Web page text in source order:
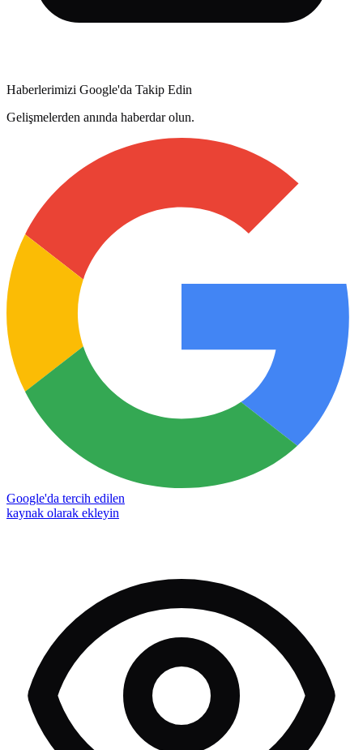
Haberlerimizi Google'da Takip Edin
Gelişmelerden anında haberdar olun.
Google'da tercih edilen
kaynak olarak ekleyin